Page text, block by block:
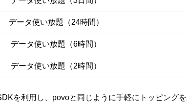
データ使い放題（24時間）
データ使い放題（6時間）
データ使い放題（2時間）
を利用し、povoと同じように手軽にトッピング